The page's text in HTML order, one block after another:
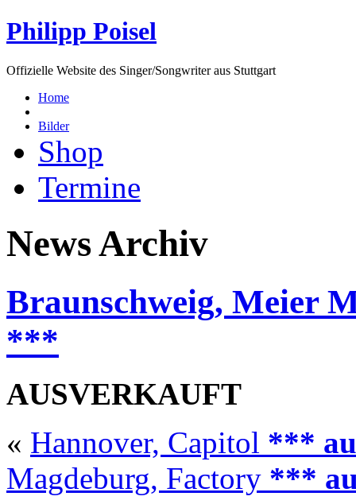
Philipp Poisel
Offizielle Website des Singer/Songwriter aus Stuttgart
Home
Bilder
Shop
Termine
News Archiv
Braunschweig, Meier
***
AUSVERKAUFT
« Hannover, Capitol ***
Magdeburg, Factory ***